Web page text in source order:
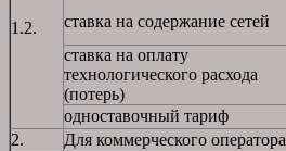
1.2.
ставка на содержание сетей
ставка на оплату
технологического расхода
(потерь)
одноставочный тариф
2.
Для коммерческого оператора